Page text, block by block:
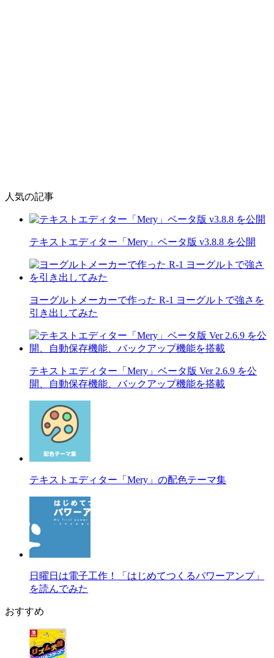
人気の記事
テキストエディター「Mery」ベータ版 v3.8.8 を公開
ヨーグルトメーカーで作った R-1 ヨーグルトで強さを
引き出してみた
テキストエディター「Mery」ベータ版 Ver 2.6.9 を公
開、自動保存機能、バックアップ機能を搭載
テキストエディター「Mery」の配色テーマ集
日曜日は電子工作！「はじめてつくるパワーアンプ」
を読んでみた
おすすめ